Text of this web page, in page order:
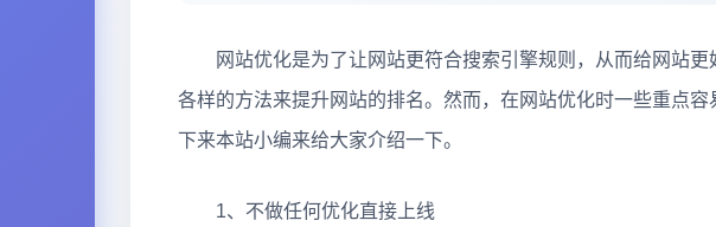
网站优化是为了让网站更符合搜索引擎规则，从而给网站更
各样的方法来提升网站的排名。然而，在网站优化时一些重点
下来本站小编来给大家介绍一下。
1、不做任何优化直接上线